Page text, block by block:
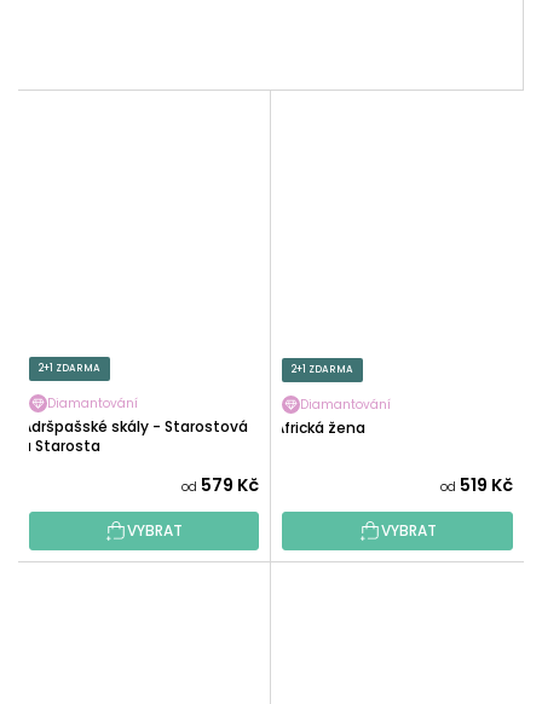
2+1 ZDARMA
Diamantování
Adršpašské skály - Starostová
a Starosta
od 579 Kč
VYBRAT
2+1 ZDARMA
Diamantování
Africká žena
od 519 Kč
VYBRAT